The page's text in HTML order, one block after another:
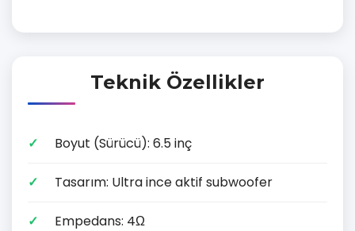
Teknik Özellikler
Boyut (Sürücü): 6.5 inç
Tasarım: Ultra ince aktif subwoofer
Empedans: 4Ω